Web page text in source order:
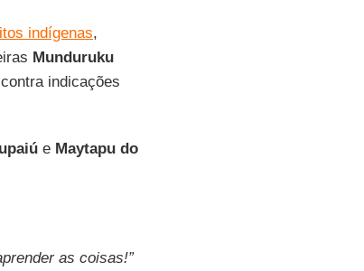
indígenas,
Munduruku
indicações
e Maytapu do
as coisas!”